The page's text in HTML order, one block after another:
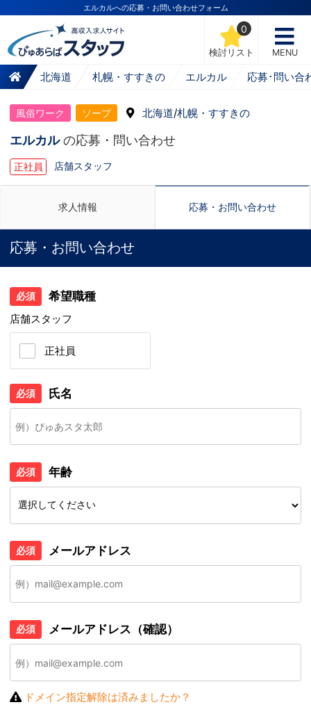
エルカルへの応募・お問い合わせフォーム
検討リスト
0
MENU
北海道 札幌・すすきの エルカル 応募･問い合
風俗ワーク ソープ 北海道/札幌・すすきの
エルカル の応募・問い合わせ
正社員 店舗スタッフ
求人情報 応募・お問い合わせ
応募・お問い合わせ
必須 希望職種
店舗スタッフ
正社員
必須 氏名
必須 年齢
必須 メールアドレス
必須 メールアドレス（確認）
ドメイン指定解除は済みましたか？